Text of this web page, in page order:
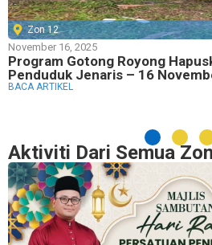
Zon 12
November 16, 2025
Program Gotong Royong
Penduduk Jenaris – 16
BACA ARTIKEL
Aktiviti Dari Semua Zon